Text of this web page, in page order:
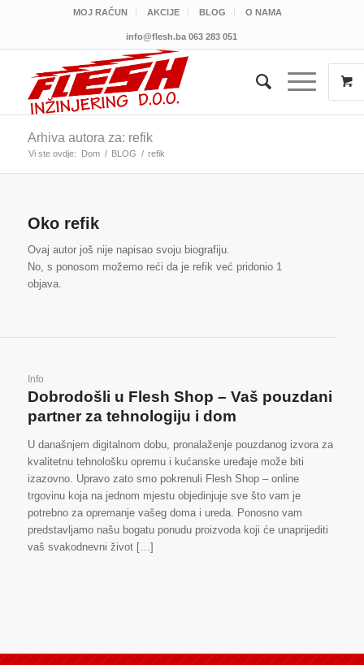
MOJ RAČUN AKCIJE BLOG O NAMA
info@flesh.ba 063 283 051
Arhiva autora za: refik
Vi ste ovdje: Dom / BLOG / refik
Oko refik
Ovaj autor još nije napisao svoju biografiju.
No, s ponosom možemo reći da je refikveć pridonio 1
objava.
Info
Dobrodošli u Flesh Shop – Vaš pouzdani
partner za tehnologiju i dom
U današnjem digitalnom dobu, pronalaženje pouzdanog izvora za
kvalitetnu tehnološku opremu i kućanske uređaje može biti
izazovno. Upravo zato smo pokrenuli Flesh Shop – online
trgovinu koja na jednom mjestu objedinjuje sve što vam je
potrebno za opremanje vašeg doma i ureda. Ponosno vam
predstavljamo našu bogatu ponudu proizvoda koji će unaprijediti
vaš svakodnevni život […]